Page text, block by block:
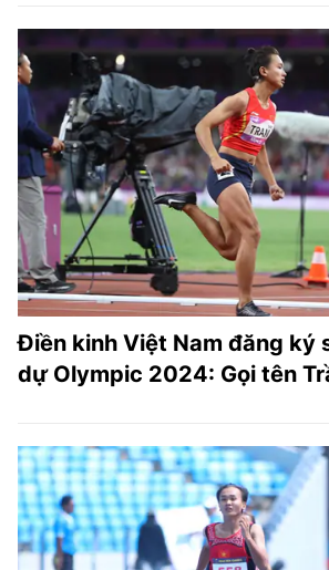
Điền kinh Việt Nam đăng ký
dự Olympic 2024: Gọi tên